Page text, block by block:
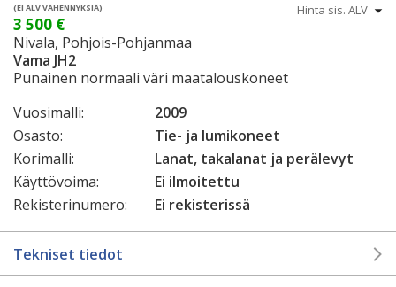
(EI ALV VÄHENNYKSIÄ)
3 500 €
Nivala, Pohjois-Pohjanmaa
Vama JH2
Punainen normaali väri maatalouskoneet
Vuosimalli:
2009
Osasto:
Tie- ja lumikoneet
Korimalli:
Lanat, takalanat ja perälevyt
Käyttövoima:
Ei ilmoitettu
Rekisterinumero:
Ei rekisterissä
Tekniset tiedot